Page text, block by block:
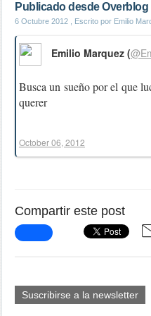
Publicado desde Overblog
6 Octubre 2012 , Escrito por Emilio
Busca un sueño por el que
querer
Emilio Marquez (
October 06, 2012
Compartir este post
Suscribirse a la newsletter